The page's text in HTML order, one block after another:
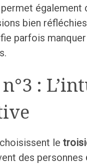
également
bien
parfois
:
le
des personnes